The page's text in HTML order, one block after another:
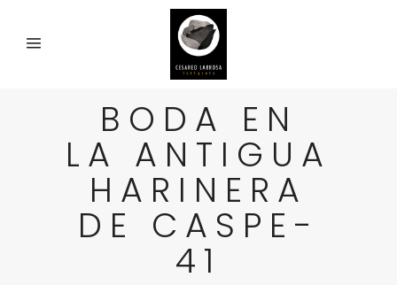
BODA EN
LA ANTIGUA
HARINERA
DE CASPE-
41